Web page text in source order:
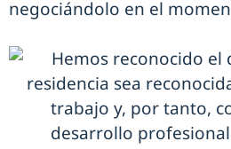
negociándolo en el